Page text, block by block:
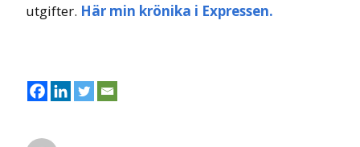
utgifter. Här min krönika i Expressen.